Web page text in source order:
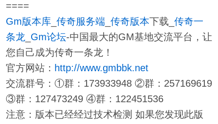
====
Gm版本库_ 传奇服务端 传奇版本下载_ 传奇一
条龙_ Gm论坛-中国最大的GM基地交流平台，让
您自己成为传奇一条龙！
官方网站： http://www.gmbbk.net
交流群号：①群：173933948 ②群：257169619
③群：127473249 ④群：122451536
注意：版本已经经过技术检测 如果您发现此版